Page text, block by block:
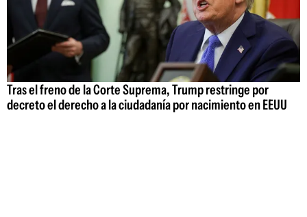
Tras el freno de la Corte Suprema, Trump restringe por
decreto el derecho a la ciudadanía por nacimiento en EEUU